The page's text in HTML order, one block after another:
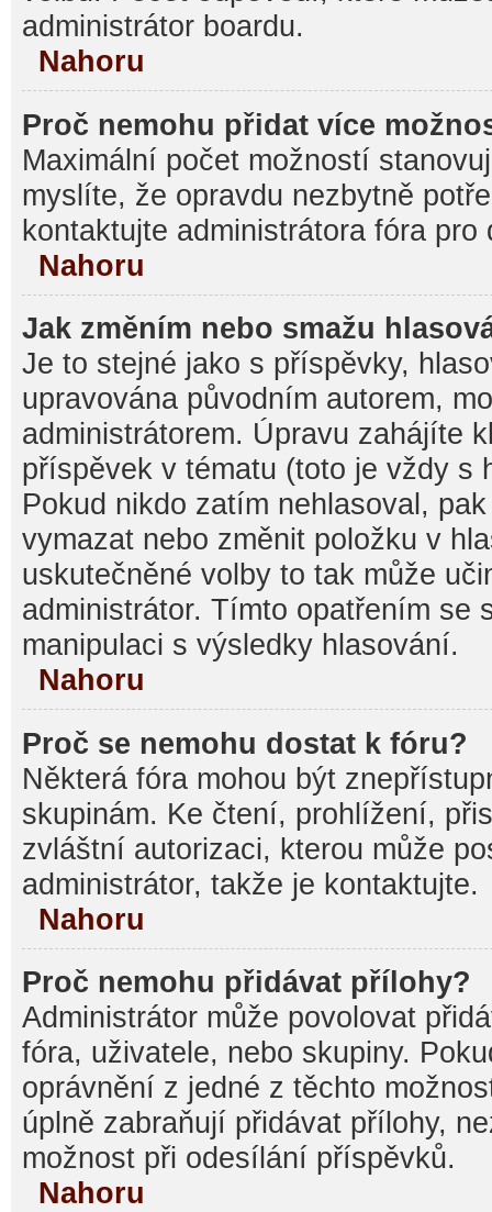
administrátor boardu.
Nahoru
Proč nemohu přidat více
Maximální počet možností
myslíte, že opravdu nezbytně
kontaktujte administrátora fóra pro
Nahoru
Jak změním nebo smažu
Je to stejné jako s příspěvky,
upravována původním autorem,
administrátorem. Úpravu zahájíte
příspěvek v tématu (toto je vždy s
Pokud nikdo zatím nehlasoval,
vymazat nebo změnit položku v
uskutečněné volby to tak může
administrátor. Tímto opatřením se
manipulaci s výsledky hlasování.
Nahoru
Proč se nemohu dostat k fóru?
Některá fóra mohou být
skupinám. Ke čtení, prohlížení,
zvláštní autorizaci, kterou může
administrátor, takže je kontaktujte.
Nahoru
Proč nemohu přidávat přílohy?
Administrátor může povolovat
fóra, uživatele, nebo skupiny.
oprávnění z jedné z těchto
úplně zabraňují přidávat přílohy,
možnost při odesílání příspěvků.
Nahoru